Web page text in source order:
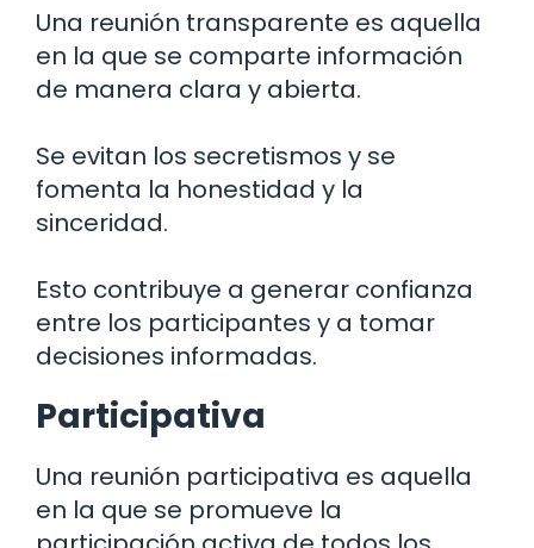
Una reunión transparente es aquella
en la que se comparte información
de manera clara y abierta.
Se evitan los secretismos y se
fomenta la honestidad y la
sinceridad.
Esto contribuye a generar confianza
entre los participantes y a tomar
decisiones informadas.
Participativa
Una reunión participativa es aquella
en la que se promueve la